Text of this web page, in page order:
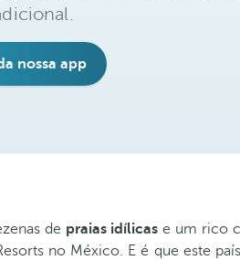
nossa app
de praias idílicas e um rico
no México. E é que este